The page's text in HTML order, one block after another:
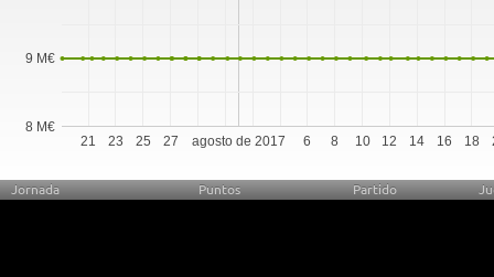
agosto de 2017
21 23 25 27 6 8 10 12 14 16 18
8 M€
9 M€
Jornada Puntos Partido